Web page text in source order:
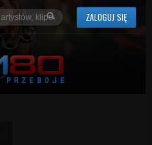
ZALOGUJ SIĘ